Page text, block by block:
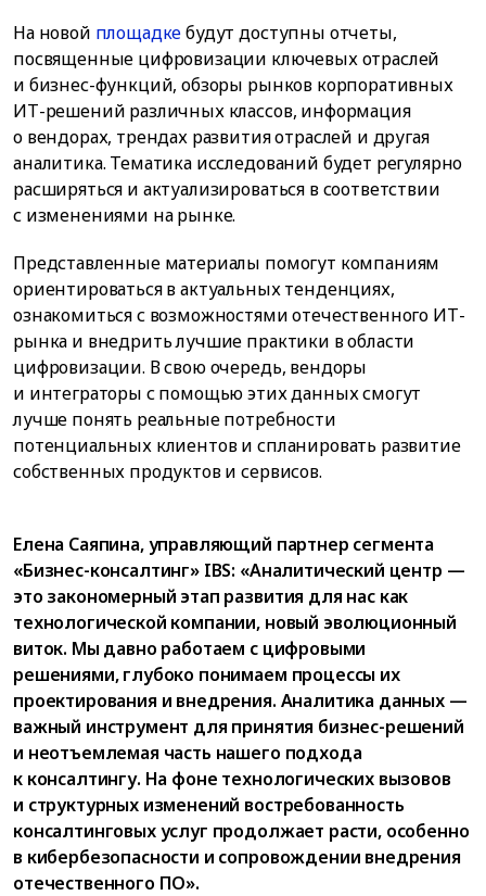
На новой площадкебудут доступны отчеты,
посвященные цифровизации ключевых отраслей
и бизнес-функций, обзоры рынков корпоративных
ИТ-решений различных классов, информация
о вендорах, трендах развития отраслей и другая
аналитика. Тематика исследований будет регулярно
расширяться и актуализироваться в соответствии
с изменениями на рынке.
Представленные материалы помогут компаниям
ориентироваться в актуальных тенденциях,
ознакомиться с возможностями отечественного ИТ-
рынка и внедрить лучшие практики в области
цифровизации. В свою очередь, вендоры
и интеграторы с помощью этих данных смогут
лучше понять реальные потребности
потенциальных клиентов и спланировать развитие
собственных продуктов и сервисов.
Елена Саяпина, управляющий партнер сегмента
«Бизнес-консалтинг» IBS: «Аналитический центр —
это закономерный этап развития для нас как
технологической компании, новый эволюционный
виток. Мы давно работаем с цифровыми
решениями, глубоко понимаем процессы их
проектирования и внедрения. Аналитика данных —
важный инструмент для принятия бизнес-решений
и неотъемлемая часть нашего подхода
к консалтингу. На фоне технологических вызовов
и структурных изменений востребованность
консалтинговых услуг продолжает расти, особенно
в кибербезопасности и сопровождении внедрения
отечественного ПО».